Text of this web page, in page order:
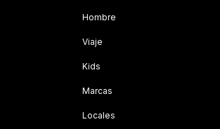
Hombre
Viaje
Kids
Marcas
Locales